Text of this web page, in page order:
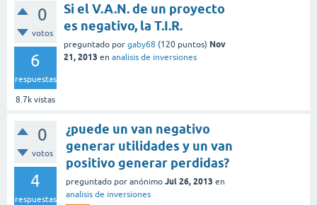
0
votos
6
respuestas
8.7k vistas
Si el V.A.N. de un proyecto
es negativo, la T.I.R.
preguntado por gaby68 (120 puntos) Nov
21, 2013 en analisis de inversiones
0
votos
4
respuestas
¿puede un van negativo
generar utilidades y un van
positivo generar perdidas?
preguntado por anónimo Jul 26, 2013 en
analisis de inversiones